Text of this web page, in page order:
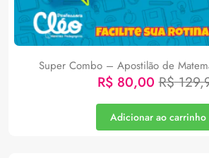
Super Combo – Apostilão de
R$80,00 R$
Adicionar ao carrinho